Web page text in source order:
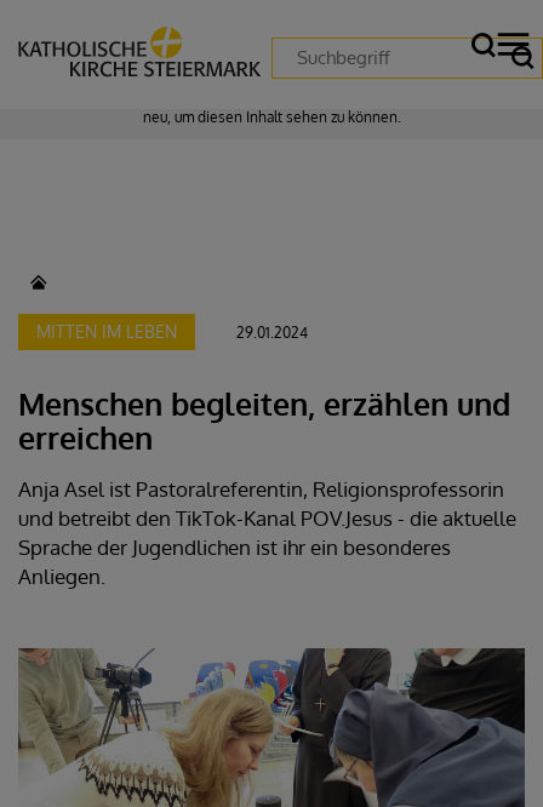
Zustimmung erforderlich!
neu, um diesen Inhalt sehen zu können.
MITTEN IM LEBEN 29.01.2024
Menschen begleiten, erzählen und
erreichen
Anja Asel ist Pastoralreferentin, Religionsprofessorin
und betreibt den TikTok-Kanal POV.Jesus - die aktuelle
Sprache der Jugendlichen ist ihr ein besonderes
Anliegen.